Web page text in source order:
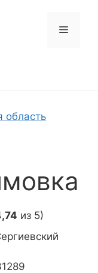
Меню
область
из 5)